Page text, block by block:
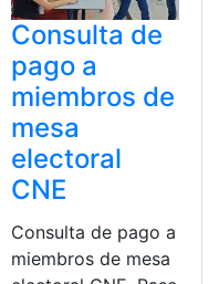
Consulta de
pago a
miembros de
mesa
electoral
CNE
Consulta de pago a
miembros de mesa